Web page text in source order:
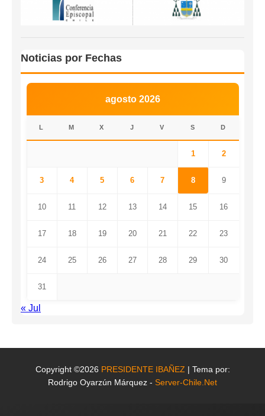
Noticias por Fechas
agosto 2026
L M X J V S D
1 2
3 4 5 6 7 8 9
10 11 12 13 14 15 16
17 18 19 20 21 22 23
24 25 26 27 28 29 30
31
« Jul
Copyright ©2026 PRESIDENTE IBAÑEZ | Tema por:
Rodrigo Oyarzún Márquez - Server-Chile.Net